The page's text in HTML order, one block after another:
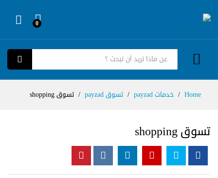
0
كل الفئات
بحث
Home
/ خدمات payzad / تسوق payzad / تسوق shopping
تسوق shopping